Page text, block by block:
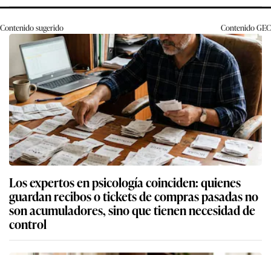
Contenido sugerido ContenidoGEC
Los expertos en psicología coinciden: quienes
guardan recibos o tickets de compras pasadas no
son acumuladores, sino que tienen necesidad de
control